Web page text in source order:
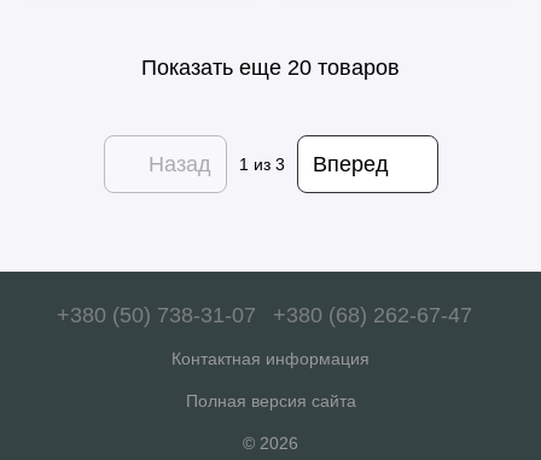
Показать еще 20 товаров
Назад 1из 3 Вперед
+380 (50) 738-31-07 +380 (68) 262-67-47
Контактная информация
Полная версия сайта
© 2026